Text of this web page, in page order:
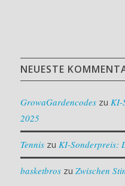
NEUESTE
GrowaGardencodeszu KI-
2025
Tenniszu KI-Sonderpreis:
basketbroszu Zwischen